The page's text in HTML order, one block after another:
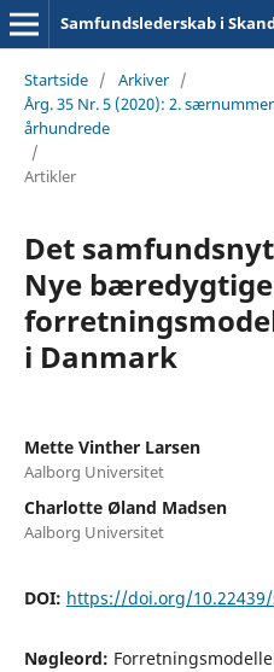
Samfundslederskab i
Startside / Arkiver /
Årg. 35 Nr. 5 (2020): 2.
århundrede
/
Artikler
Det
Nye bæredygtige
i Danmark
Mette Vinther Larsen
Aalborg Universitet
Charlotte Øland Madsen
Aalborg Universitet
DOI: https://doi.org/10.22439/
Nøgleord: